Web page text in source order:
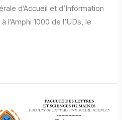
d’Accueil et d’Information
l’Amphi 1000 de l’UDs, le